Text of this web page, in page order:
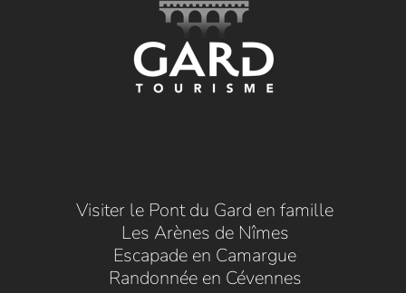
Visiter le Pont du Gard en famille
Les Arènes de Nîmes
Escapade en Camargue
Randonnée en Cévennes